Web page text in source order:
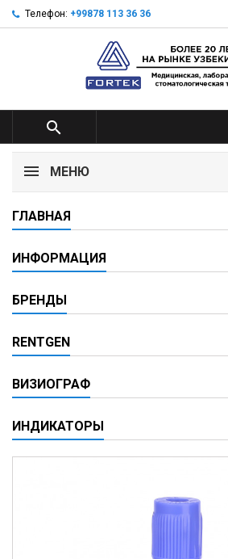
Телефон: +99878 113 36 36

МЕНЮ
ГЛАВНАЯ
ИНФОРМАЦИЯ
БРЕНДЫ
RENTGEN
ВИЗИОГРАФ
ИНДИКАТОРЫ